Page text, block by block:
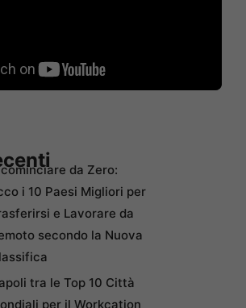
da Zero:
i 10 Paesi Migliori per
e Lavorare da
secondo la Nuova
tra le Top 10 Città
per il Workcation